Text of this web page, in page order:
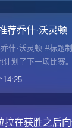
荐乔什·沃灵顿
什·沃灵顿 #标题
划了下一场比赛
拉在获胜之后